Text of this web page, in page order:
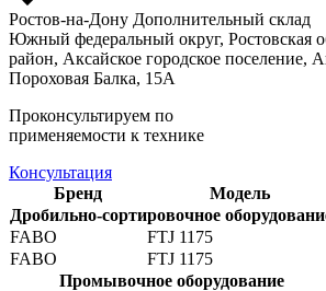
Ростов-на-Дону Дополнительный склад
Южный федеральный округ, Ростовская
район, Аксайское городское поселение,
Пороховая Балка, 15А
Проконсультируем по
применяемости к технике
Консультация
Бренд
Модель
Дробильно-сортировочное
FABO
FTJ 1175
FABO
FTJ 1175
Промывочное оборудование